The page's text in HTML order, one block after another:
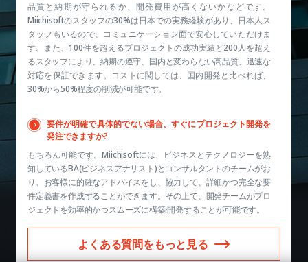
品質と納期が守られるか、開発費用が高くないかなどです。
Miichisoftのスタッフの30%は日本での実務経験があり、日本人ス
タッフもいるので、コミュニケーション面で安心していただけま
す。また、100件を超えるプロジェクトの成功実績と200人を超え
るスタッフにより、納期の遵守、国内と変わらない高品質、迅速な
対応を保証できます。コストに関しては、国内開発と比べれば、
30%から50%程度の削減が可能です。
要件が明確で具体的でない場合、すぐにプロジェクト開発を
発注できますか?
もちろん可能です。Miichisoftには、ビジネスとテクノロジーを熟
知しているBA(ビジネスアナリスト)とコンサルタントのチームがお
り、お客様に的確なアドバイスをし、協力して、詳細かつ完全な要
件定義書を作成することができます。その上で、開発チームがプロ
ジェクトを効率的かつスムーズに構築·開発することが可能です。
よくある質問をもっと見る